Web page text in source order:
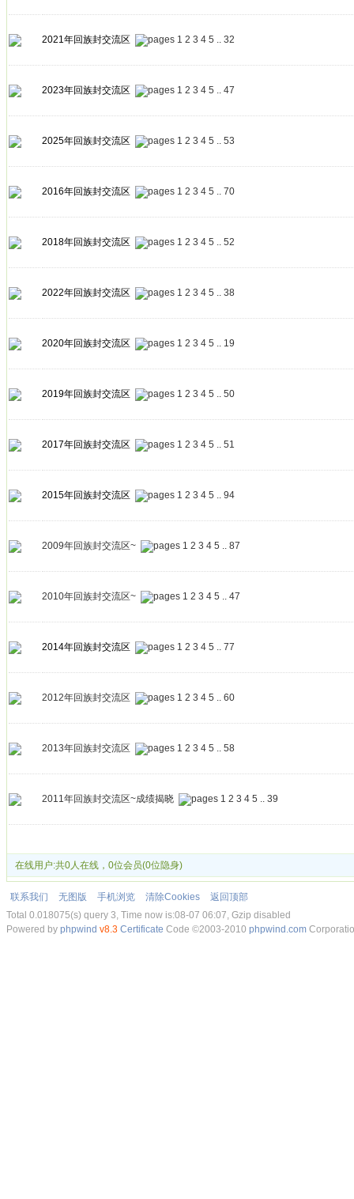
2021年回族封交流区 1 2 3 4 5 .. 32
2023年回族封交流区 1 2 3 4 5 .. 47
2025年回族封交流区 1 2 3 4 5 .. 53
2016年回族封交流区 1 2 3 4 5 .. 70
2018年回族封交流区 1 2 3 4 5 .. 52
2022年回族封交流区 1 2 3 4 5 .. 38
2020年回族封交流区 1 2 3 4 5 .. 19
2019年回族封交流区 1 2 3 4 5 .. 50
2017年回族封交流区 1 2 3 4 5 .. 51
2015年回族封交流区 1 2 3 4 5 .. 94
2009年回族封交流区~ 1 2 3 4 5 .. 87
2010年回族封交流区~ 1 2 3 4 5 .. 47
2014年回族封交流区 1 2 3 4 5 .. 77
2012年回族封交流区 1 2 3 4 5 .. 60
2013年回族封交流区 1 2 3 4 5 .. 58
2011年回族封交流区~成绩揭晓 1 2 3 4 5 .. 39
在线用户:共0人在线，0位会员(0位隐身)
联系我们 无图版 手机浏览 清除Cookies
返回顶部
Total 0.018075(s) query 3, Time now is:08-07 06:07, Gzip disabled
Powered by phpwind v8.3 Certificate Code ©2003-2010 phpwind.com